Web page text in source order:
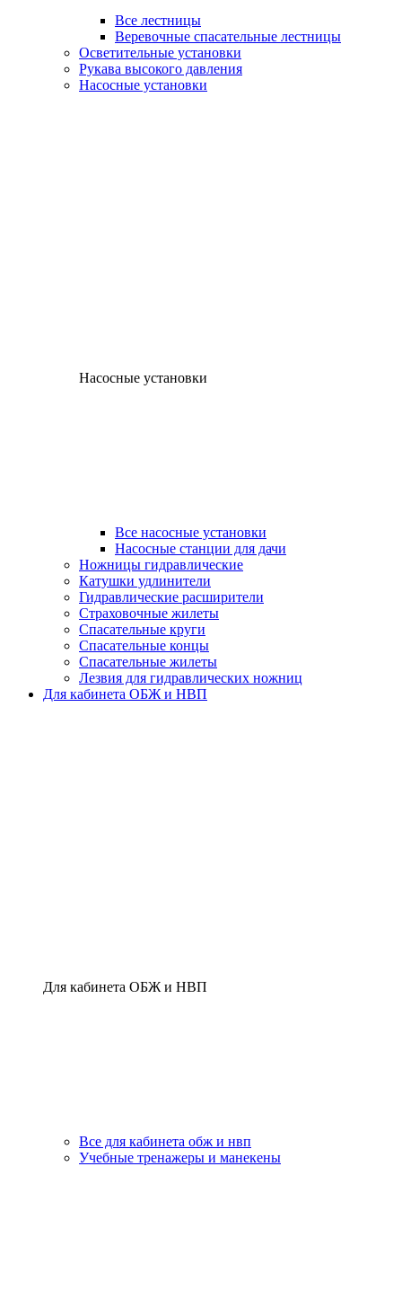
Все лестницы
Веревочные спасательные лестницы
Осветительные установки
Рукава высокого давления
Насосные установки
Насосные установки
Все насосные установки
Насосные станции для дачи
Ножницы гидравлические
Катушки удлинители
Гидравлические расширители
Страховочные жилеты
Спасательные круги
Спасательные концы
Спасательные жилеты
Лезвия для гидравлических ножниц
Для кабинета ОБЖ и НВП
Для кабинета ОБЖ и НВП
Все для кабинета обж и нвп
Учебные тренажеры и манекены